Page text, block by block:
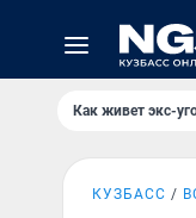
Как живет экс-
КУЗБАСС